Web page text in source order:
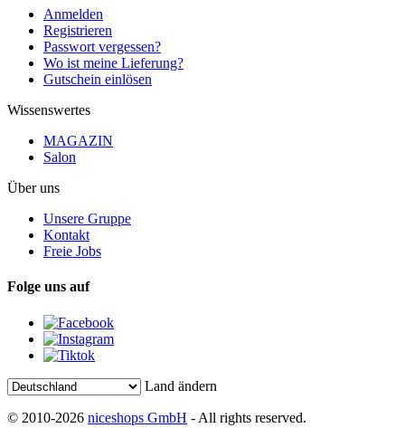
Anmelden
Registrieren
Passwort vergessen?
Wo ist meine Lieferung?
Gutschein einlösen
Wissenswertes
MAGAZIN
Salon
Über uns
Unsere Gruppe
Kontakt
Freie Jobs
Folge uns auf
Land ändern
© 2010-2026 niceshops GmbH - All rights reserved.